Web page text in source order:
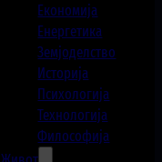
Економија
Енергетика
Земјоделство
Историја
Психологија
Технологија
Философија